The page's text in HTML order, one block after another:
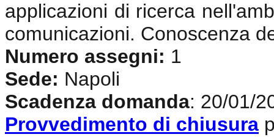
applicazioni di ricerca
comunicazioni. Conoscenza
Numero assegni: 1
Sede: Napoli
Scadenza domanda: 20/01/
Provvedimento di chiusura